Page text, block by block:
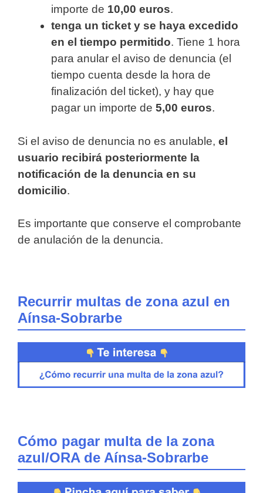
importe de 10,00 euros.
tenga un ticket y se haya excedido
en el tiempo permitido. Tiene 1 hora
para anular el aviso de denuncia (el
tiempo cuenta desde la hora de
finalización del ticket), y hay que
pagar un importe de 5,00 euros.
Si el aviso de denuncia no es anulable, el
usuario recibirá posteriormente la
notificación de la denuncia en su
domicilio.
Es importante que conserve el comprobante
de anulación de la denuncia.
Recurrir multas de zona azul en
Aínsa-Sobrarbe
Cómo pagar multa de la zona
azul/ORA de Aínsa-Sobrarbe